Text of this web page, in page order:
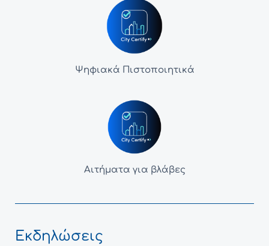
Ψηφιακά Πιστοποιητικά
Αιτήματα για βλάβες
Εκδηλώσεις